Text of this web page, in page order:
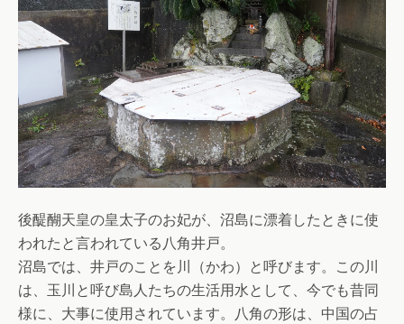
後醍醐天皇の皇太子のお妃が、沼島に漂着したときに使
われたと言われている八角井戸。
沼島では、井戸のことを川（かわ）と呼びます。この川
は、玉川と呼び島人たちの生活用水として、今でも昔同
様に、大事に使用されています。八角の形は、中国の占